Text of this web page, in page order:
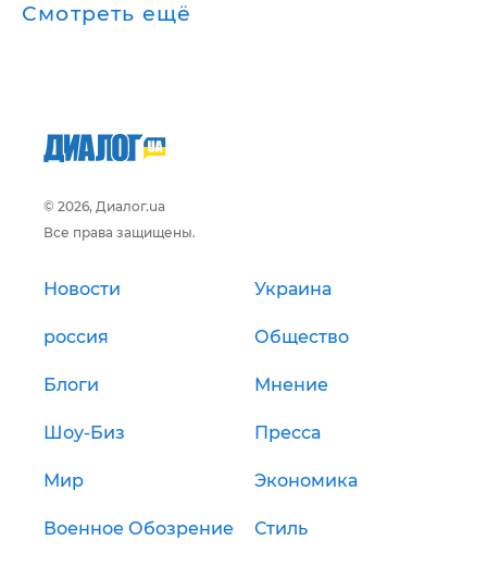
Смотреть ещё
© 2026, Диалог.ua
Все права защищены.
Новости Украина
россия Общество
Блоги Мнение
Шоу-Биз Пресса
Мир Экономика
Военное Обозрение Стиль